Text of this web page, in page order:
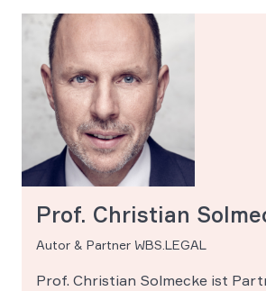
Prof. Christian
Autor & Partner WBS.LEGAL
Prof. Christian Solmecke ist